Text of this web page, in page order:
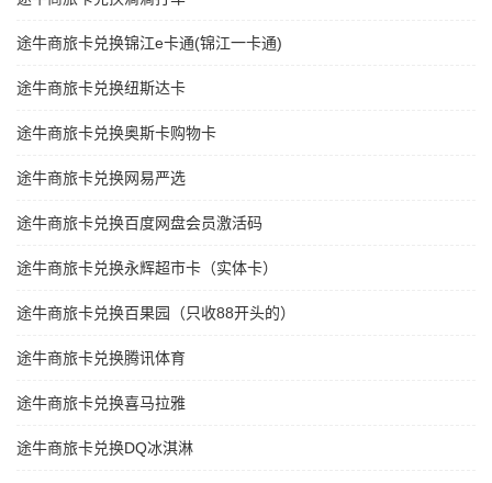
途牛商旅卡兑换锦江e卡通(锦江一卡通)
途牛商旅卡兑换纽斯达卡
途牛商旅卡兑换奥斯卡购物卡
途牛商旅卡兑换网易严选
途牛商旅卡兑换百度网盘会员激活码
途牛商旅卡兑换永辉超市卡（实体卡）
途牛商旅卡兑换百果园（只收88开头的）
途牛商旅卡兑换腾讯体育
途牛商旅卡兑换喜马拉雅
途牛商旅卡兑换DQ冰淇淋